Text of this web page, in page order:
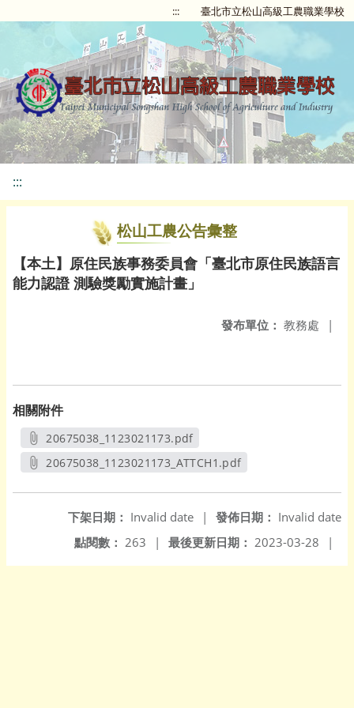
::: 臺北市立松山高級工農職業學校
:::
松山工農公告彙整
【本土】原住民族事務委員會「臺北市原住民族語言
能力認證 測驗獎勵實施計畫」
發布單位： 教務處 |
相關附件
20675038_1123021173.pdf
另開新視窗
20675038_1123021173_ATTCH1.pdf
發佈日期： Invalid date
下架日期： Invalid date
|
最後更新日期： 2023-03-28 |
點閱數： 263 |